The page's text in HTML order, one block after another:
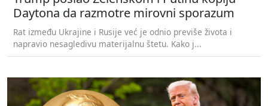
Daytona da razmotre mirovni sporazum
Rat između Ukrajine i Rusije već je odnio previše života i
napravio nesagledivu materijalnu štetu. Kako j...